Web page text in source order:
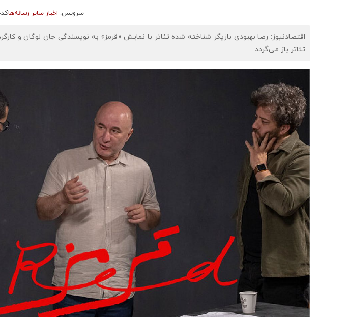
سرویس: اخبار سایر رسانه‌ها
اقتصادنیوز: رضا بهبودی بازیگر شناخته شده تئاتر با نمایش «قرمز» به نویسندگی جان لوگان و
تئاتر باز می‌گردد.